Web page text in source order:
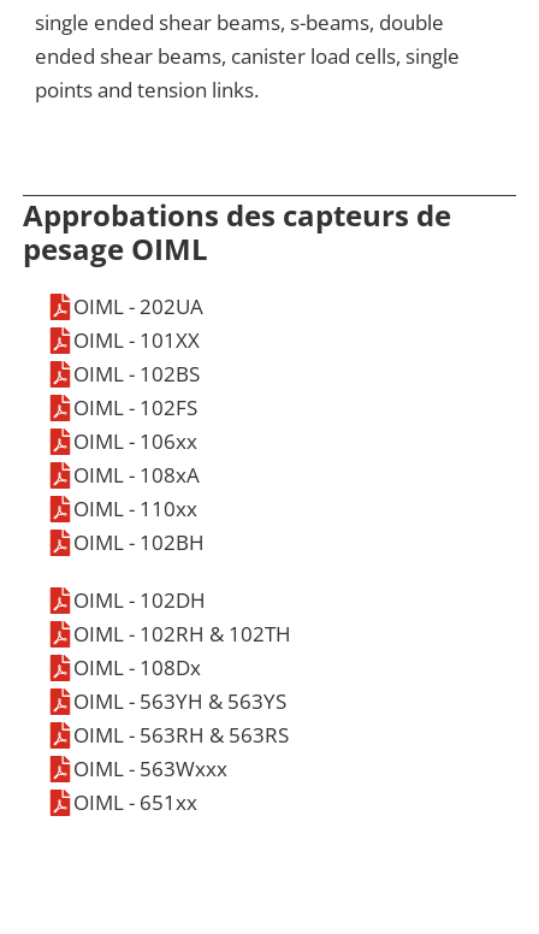
single ended shear beams, s-beams, double
ended shear beams, canister load cells, single
points and tension links.
Approbations des capteurs de
pesage OIML
OIML - 202UA
OIML - 101XX
OIML - 102BS
OIML - 102FS
OIML - 106xx
OIML - 108xA
OIML - 110xx
OIML - 102BH
OIML - 102DH
OIML - 102RH & 102TH
OIML - 108Dx
OIML - 563YH & 563YS
OIML - 563RH & 563RS
OIML - 563Wxxx
OIML - 651xx